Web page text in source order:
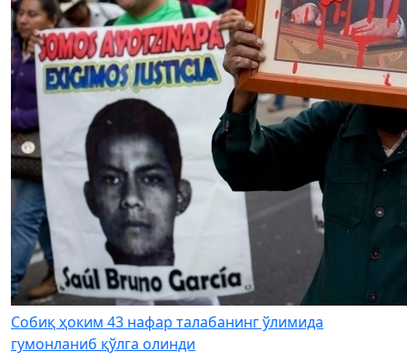
Собиқ ҳоким 43 нафар талабанинг ўлимида
гумонланиб қўлга олинди